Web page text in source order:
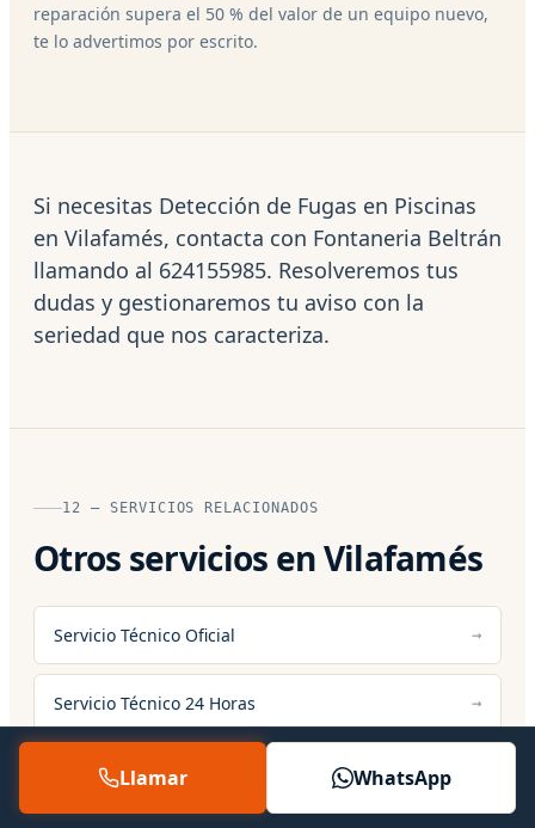
reparación supera el 50 % del valor de un equipo nuevo,
te lo advertimos por escrito.
Si necesitas Detección de Fugas en Piscinas
en Vilafamés, contacta con Fontaneria Beltrán
llamando al 624155985. Resolveremos tus
dudas y gestionaremos tu aviso con la
seriedad que nos caracteriza.
12 — SERVICIOS RELACIONADOS
Otros servicios en Vilafamés
Servicio Técnico Oficial
Servicio Técnico 24 Horas
Asistencia Técnica
Llamar WhatsApp